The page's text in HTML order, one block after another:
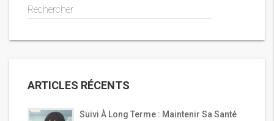
Rechercher
ARTICLES RÉCENTS
Suivi À Long Terme : Maintenir Sa Santé